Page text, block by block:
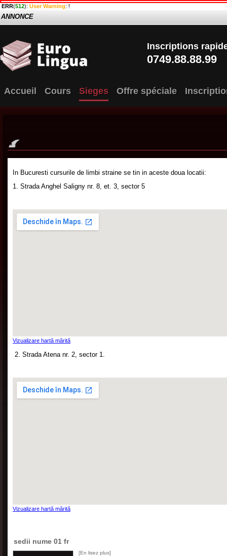
ERR(512): User Warning: !
ANNONCE
Inscriptions
0749.88.88.99
Accueil Cours Sieges Offre spéciale
In Bucuresti cursurile de limbi straine se tin in aceste doua locatii:
1. Strada Anghel Saligny nr. 8, et. 3, sector 5
Vizualizare hartă mărită
2. Strada Atena nr. 2, sector 1.
Vizualizare hartă mărită
sedii nume 01 fr
[En lisez plus]